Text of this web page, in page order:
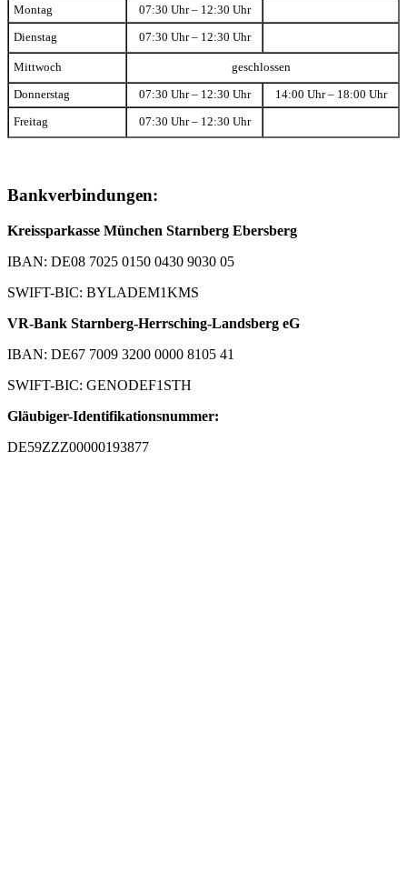
Montag 07:30 Uhr – 12:30 Uhr
Dienstag 07:30 Uhr – 12:30 Uhr
Mittwoch geschlossen
Donnerstag 07:30 Uhr – 12:30 Uhr 14:00 Uhr – 18:00 Uhr
Freitag 07:30 Uhr – 12:30 Uhr
Bankverbindungen:
Kreissparkasse München Starnberg Ebersberg
IBAN: DE08 7025 0150 0430 9030 05
SWIFT-BIC: BYLADEM1KMS
VR-Bank Starnberg-Herrsching-Landsberg eG
IBAN: DE67 7009 3200 0000 8105 41
SWIFT-BIC: GENODEF1STH
Gläubiger-Identifikationsnummer:
DE59ZZZ00000193877